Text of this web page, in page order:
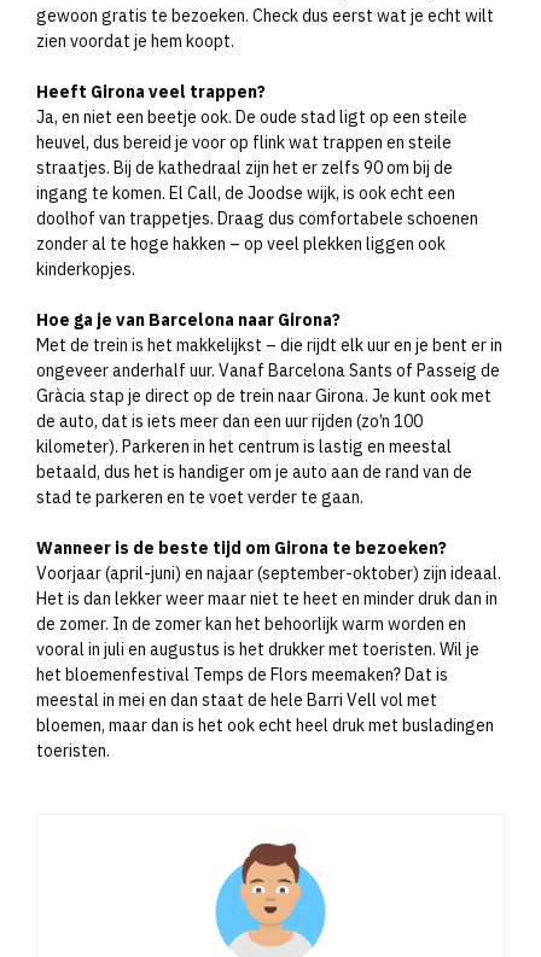
gewoon gratis te bezoeken. Check dus eerst wat je echt wilt
zien voordat je hem koopt.
Heeft Girona veel trappen?
Ja, en niet een beetje ook. De oude stad ligt op een steile
heuvel, dus bereid je voor op flink wat trappen en steile
straatjes. Bij de kathedraal zijn het er zelfs 90 om bij de
ingang te komen. El Call, de Joodse wijk, is ook echt een
doolhof van trappetjes. Draag dus comfortabele schoenen
zonder al te hoge hakken – op veel plekken liggen ook
kinderkopjes.
Hoe ga je van Barcelona naar Girona?
Met de trein is het makkelijkst – die rijdt elk uur en je bent er in
ongeveer anderhalf uur. Vanaf Barcelona Sants of Passeig de
Gràcia stap je direct op de trein naar Girona. Je kunt ook met
de auto, dat is iets meer dan een uur rijden (zo’n 100
kilometer). Parkeren in het centrum is lastig en meestal
betaald, dus het is handiger om je auto aan de rand van de
stad te parkeren en te voet verder te gaan.
Wanneer is de beste tijd om Girona te bezoeken?
Voorjaar (april-juni) en najaar (september-oktober) zijn ideaal.
Het is dan lekker weer maar niet te heet en minder druk dan in
de zomer. In de zomer kan het behoorlijk warm worden en
vooral in juli en augustus is het drukker met toeristen. Wil je
het bloemenfestival Temps de Flors meemaken? Dat is
meestal in mei en dan staat de hele Barri Vell vol met
bloemen, maar dan is het ook echt heel druk met busladingen
toeristen.